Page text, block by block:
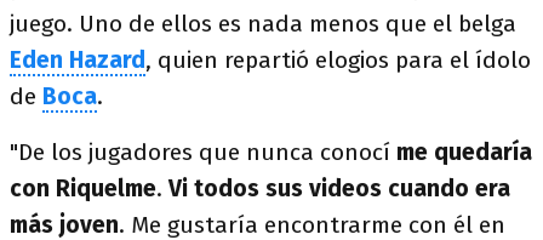
juego. Uno de ellos es nada menos que el belga
Eden Hazard, quien repartió elogios para el ídolo
de Boca.
"De los jugadores que nunca conocí me quedaría
con Riquelme.Vi todos sus videos cuando era
más joven. Me gustaría encontrarme con él en